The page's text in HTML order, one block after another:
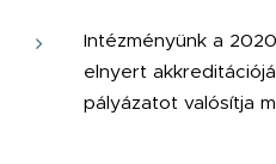
Intézményünk a
elnyert
pályázatot valósítja